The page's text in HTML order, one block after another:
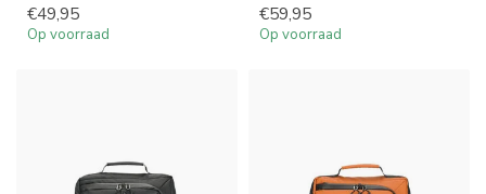
€49,95
Op voorraad
€59,95
Op voorraad